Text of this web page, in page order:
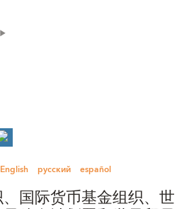
English русский español
国际货币基金组织、世